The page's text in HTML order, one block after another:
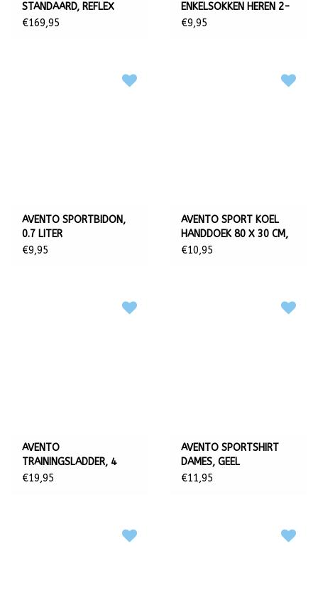
STANDAARD, REFLEX
€169,95
ENKELSOKKEN HEREN 2-
PACK, ZWART/GEEL
€9,95
AVENTO SPORTBIDON,
0.7 LITER
€9,95
AVENTO SPORT KOEL
HANDDOEK 80 X 30 CM,
GRIJS
€10,95
AVENTO
TRAININGSLADDER, 4
METER
€19,95
AVENTO SPORTSHIRT
DAMES, GEEL
€11,95